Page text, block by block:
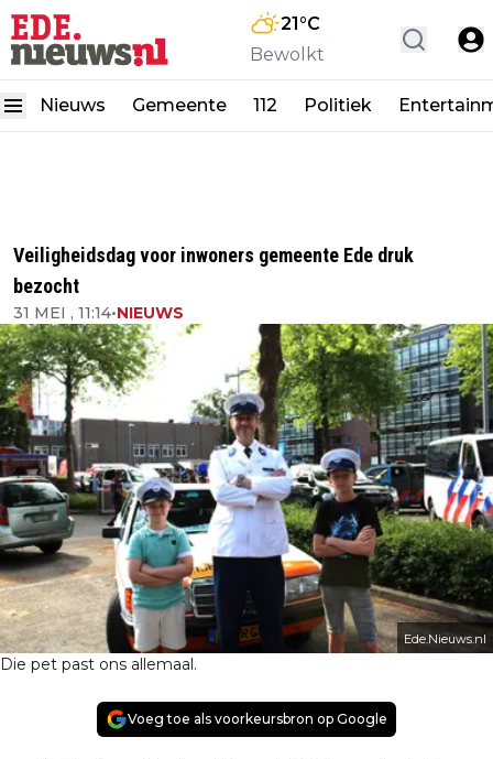
21°C
Bewolkt
Nieuws Gemeente 112 Politiek
Veiligheidsdag voor inwoners gemeente Ede druk
bezocht
31 MEI , 11:14•NIEUWS
Ede.Nieuws.nl
Die pet past ons allemaal.
Voeg toe als voorkeursbron op Google